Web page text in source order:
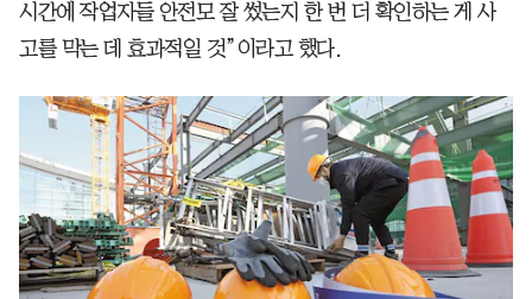
시간에 작업자들 안전모 잘 썼는지 한 번 더 확인하는 게 사
고를 막는 데 효과적일 것”이라고 했다.